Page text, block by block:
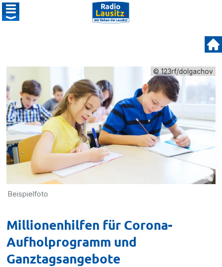
© 123rf/dolgachov
Beispielfoto
Millionenhilfen für Corona-
Aufholprogramm und
Ganztagsangebote